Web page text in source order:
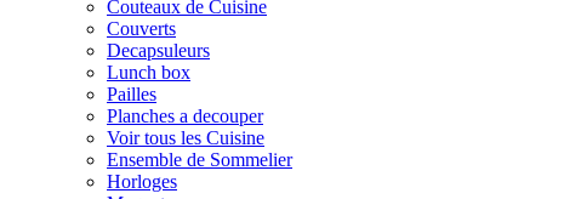
Couteaux de Cuisine
Couverts
Decapsuleurs
Lunch box
Pailles
Planches a decouper
Voir tous les Cuisine
Ensemble de Sommelier
Horloges